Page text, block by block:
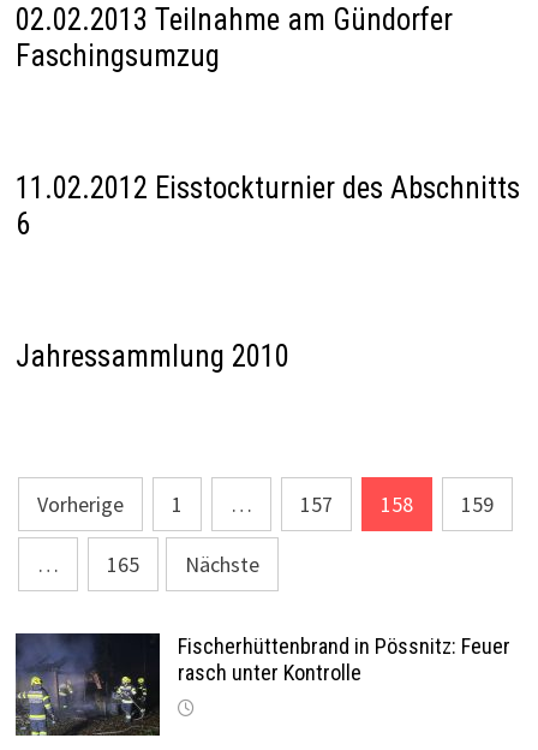
02.02.2013 Teilnahme am Gündorfer
Faschingsumzug
11.02.2012 Eisstockturnier des Abschnitts
6
Jahressammlung 2010
Seitennummerierung
der
Beiträge
Vorherige 1 … 157 158 159
… 165 Nächste
Fischerhüttenbrand in Pössnitz: Feuer
rasch unter Kontrolle